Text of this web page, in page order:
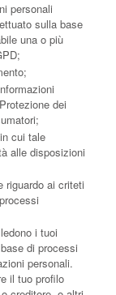
personali
sulla base
una o più
dei
cui tale
alle disposizioni
riguardo ai criteti
i tuoi
di processi
personali.
il tuo profilo